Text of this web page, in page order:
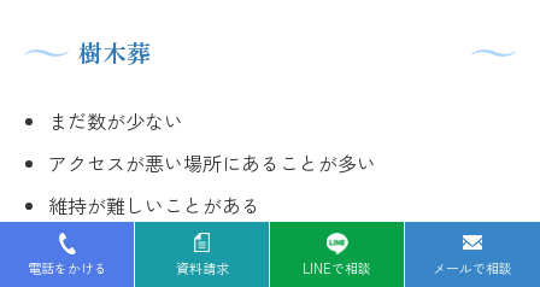
樹木葬
まだ数が少ない
アクセスが悪い場所にあることが多い
維持が難しいことがある
樹木葬ができる墓地の数が限られているので、希望して
電話をかける 資料請求 LINEで相談 メールで相談